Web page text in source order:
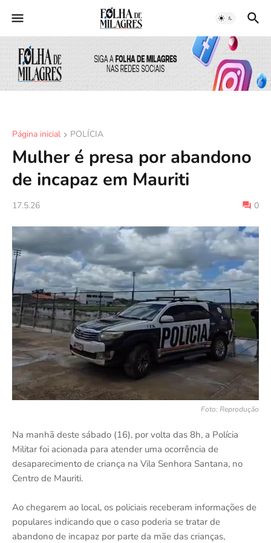
Página inicial POLÍCIA
Mulher é presa por abandono
de incapaz em Mauriti
17.5.26 0
Foto: Reprodução
Na manhã deste sábado (16), por volta das 8h, a Polícia
Militar foi acionada para atender uma ocorrência de
desaparecimento de criança na Vila Senhora Santana, no
Centro de Mauriti.
Ao chegarem ao local, os policiais receberam informações de
populares indicando que o caso poderia se tratar de
abandono de incapaz por parte da mãe das crianças,